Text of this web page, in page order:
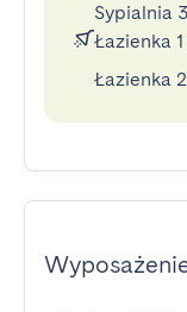
Sypialnia 3
Łazienka 1
Łazienka 2